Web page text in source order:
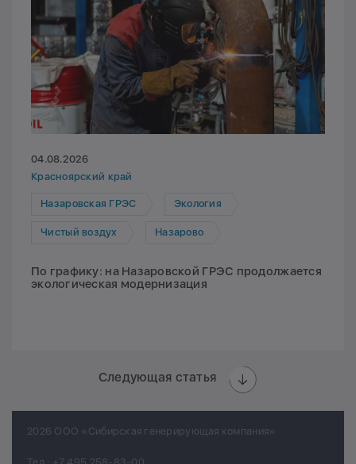
04.08.2026
Красноярский край
Назаровская ГРЭС Экология
Чистый воздух Назарово
По графику: на Назаровской ГРЭС продолжается
экологическая модернизация
Следующая статья
2026 ООО «Сибирская генерирующая компания»
Тел.: +7 495 258-83-00